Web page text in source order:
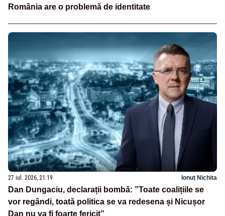
România are o problemă de identitate
27 iul. 2026, 21:19 Ionuț Nichita
Dan Dungaciu, declarații bombă: ”Toate coalițiile se
vor regândi, toată politica se va redesena și Nicușor
Dan nu va fi foarte fericit”